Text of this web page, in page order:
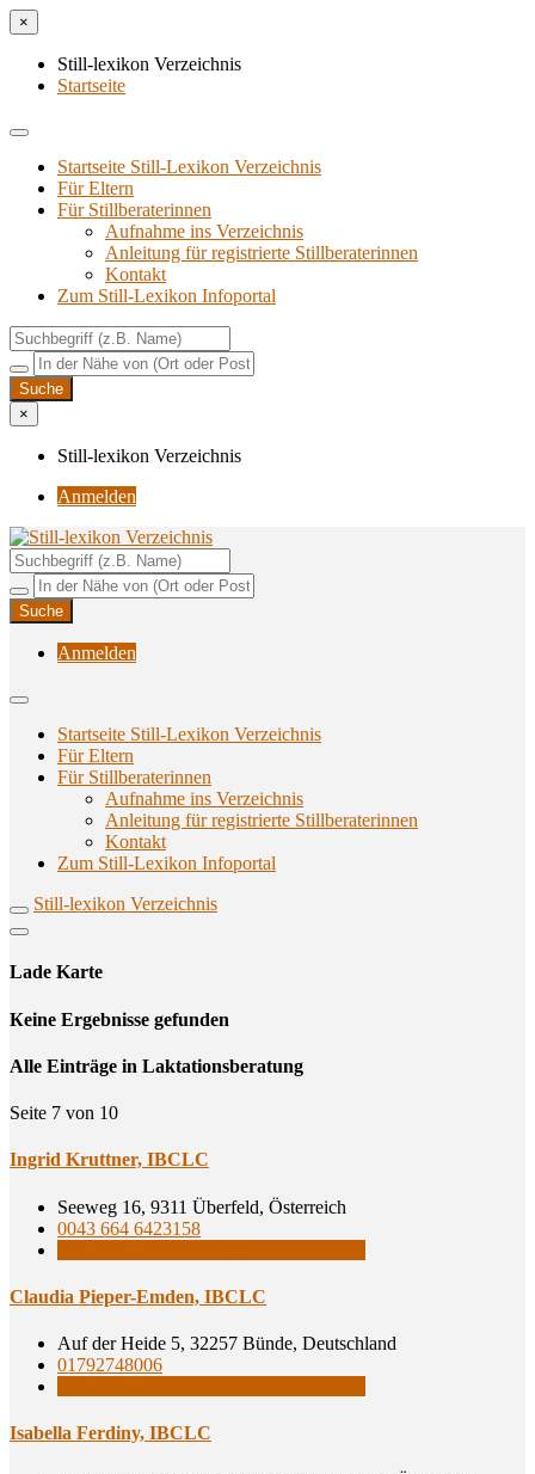
×
Still-lexikon Verzeichnis
Startseite
Startseite Still-Lexikon Verzeichnis
Für Eltern
Für Stillberaterinnen
Aufnahme ins Verzeichnis
Anlei­tung für regis­trier­te Stillberaterinnen
Kon­takt
Zum Still-Lexikon Infoportal
×
Still-lexikon Verzeichnis
Anmelden
Still-lexikon Verzeichnis
Unterstützungsangebote rund ums Stillen
Anmelden
Startseite Still-Lexikon Verzeichnis
Für Eltern
Für Stillberaterinnen
Aufnahme ins Verzeichnis
Anlei­tung für regis­trier­te Stillberaterinnen
Kon­takt
Zum Still-Lexikon Infoportal
Still-lexikon Verzeichnis
Lade Karte
Кeine Ergebnisse gefunden
Alle Einträge in Laktationsberatung
Seite 7 von 10
Ingrid Krutt­ner, IBCLC
Seeweg 16, 9311 Überfeld, Österreich
0043 664 6423158
Clau­dia Pie­per-Emden, IBCLC
Auf der Heide 5, 32257 Bünde, Deutschland
01792748006
Isa­bel­la Fer­di­ny, IBCLC